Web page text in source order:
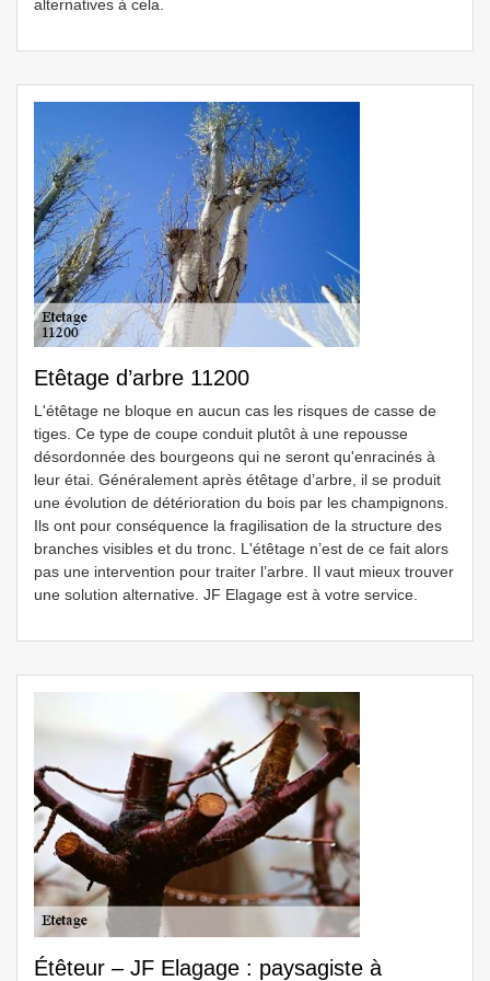
alternatives à cela.
Etêtage d’arbre 11200
L'étêtage ne bloque en aucun cas les risques de casse de
tiges. Ce type de coupe conduit plutôt à une repousse
désordonnée des bourgeons qui ne seront qu'enracinés à
leur étai. Généralement après étêtage d’arbre, il se produit
une évolution de détérioration du bois par les champignons.
Ils ont pour conséquence la fragilisation de la structure des
branches visibles et du tronc. L'étêtage n’est de ce fait alors
pas une intervention pour traiter l’arbre. Il vaut mieux trouver
une solution alternative. JF Elagage est à votre service.
Étêteur – JF Elagage : paysagiste à